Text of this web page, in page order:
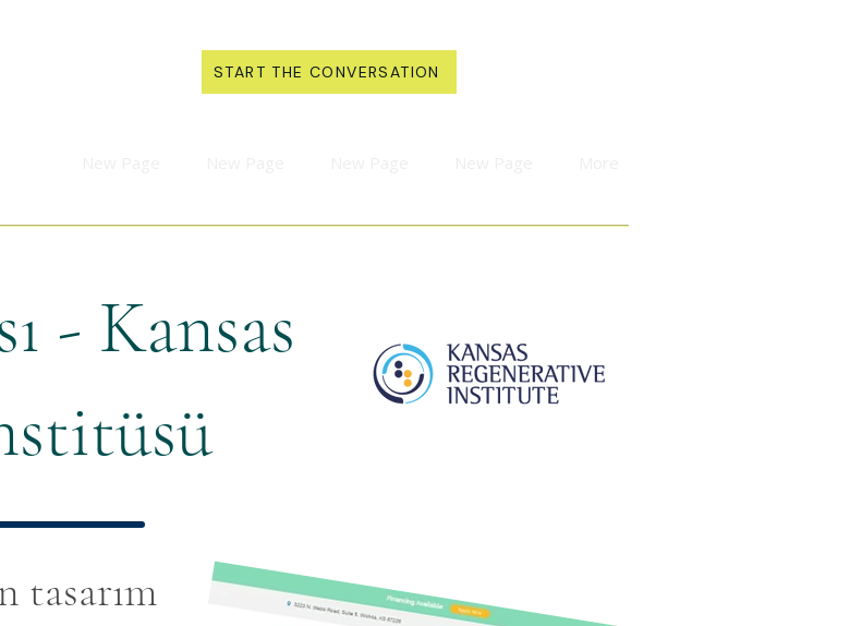
START THE CONVERSATION
- Kansas
tasarım